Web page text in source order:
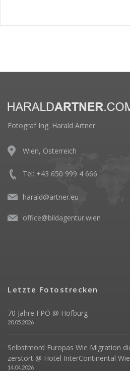
Fotograf Ing. Harald Artner
Wien, Österreich
Tel: +43 650 999 4 666
harald@artner.eu
office@bildagentur.wien
Letzte Fotostrecken
70 Jahre FPÖ @ Hofburg
20.05.2026
Selbstmord Europas Wie Migration
zerstört @ Hotel InterContinental
14.04.2026